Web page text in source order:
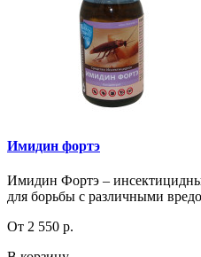
Имидин фортэ
Имидин Фортэ –
для борьбы с различными
От 2 550 р.